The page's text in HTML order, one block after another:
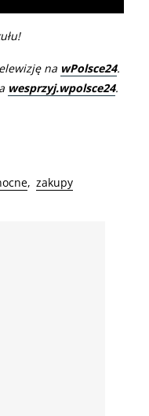
na wPolsce24.
wesprzyj.wpolsce24.
zakupy